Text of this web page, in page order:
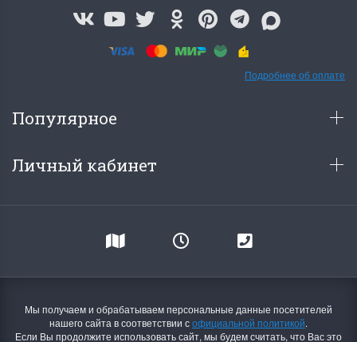
Подробнее об оплате
Популярное
Личный кабинет
Мы получаем и обрабатываем персональные данные посетителей
нашего сайта в соответствии софициальной политикой.
Если Вы продолжите использовать сайт, мы будем считать, что Вас это